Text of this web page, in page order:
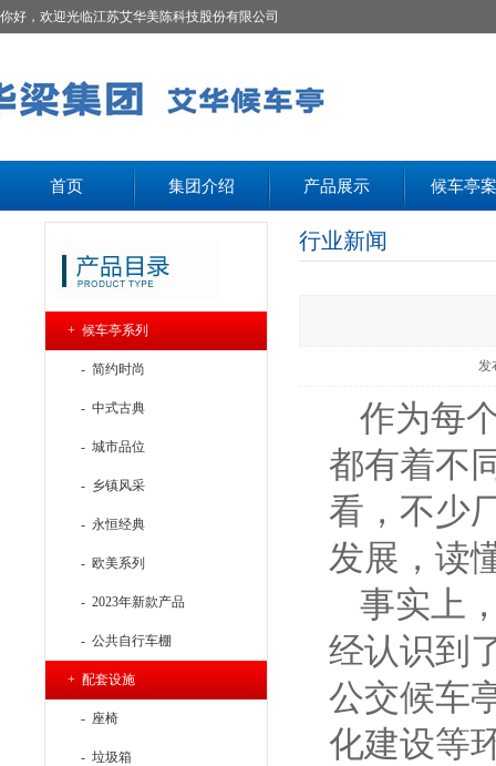
你好，欢迎光临江苏艾华美陈科技股份有限公司
首页 集团介绍 产品展示 候车亭
+ 候车亭系列
- 简约时尚
- 中式古典
- 城市品位
- 乡镇风采
- 永恒经典
- 欧美系列
- 2023年新款产品
- 公共自行车棚
+ 配套设施
- 座椅
- 垃圾箱
行业新闻
发
作为每
都有着不
看，不少
发展，读
事实上
经认识到
公交候车
化建设等